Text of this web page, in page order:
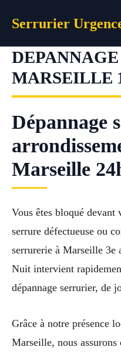
Serrurier
MARSEILLE
Dépannage
Marseille
Vous êtes bloqué
serrure défectueuse ou
serrurerie à Marseille 3e
Nuit intervient
dépannage serrurier, de
Grâce à notre présence
Marseille, nous